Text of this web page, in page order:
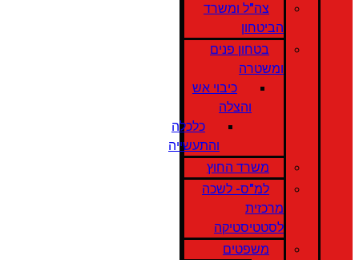
צה"ל ומשרד
הביטחון
בטחון פנים
ומשטרה
כיבוי אש
והצלה
כלכלה
והתעשייה
משרד החוץ
למ"ס- לשכה
מרכזית
לסטטיסטיקה
משפטים